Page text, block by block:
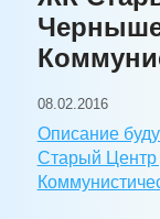
08.02.2016
Описание
Старый Центр